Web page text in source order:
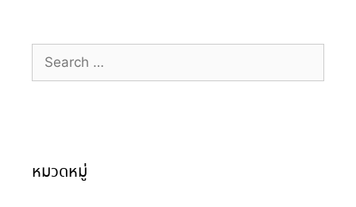
หมวดหมู่